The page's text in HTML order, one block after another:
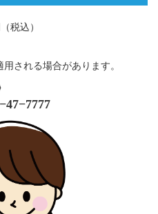
税込）
される場合があります。